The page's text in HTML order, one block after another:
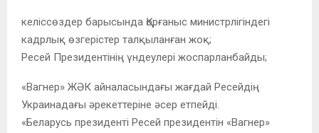
келіссөздер барысында Қорғаныс министрлігіндегі
кадрлық өзгерістер талқыланған жоқ;
Ресей Президентінің үндеулері жоспарланбайды;
«Вагнер» ЖӘК айналасындағы жағдай Ресейдің
Украинадағы әрекеттеріне әсер етпейді.
«Беларусь президенті Ресей президентін «Вагнер»